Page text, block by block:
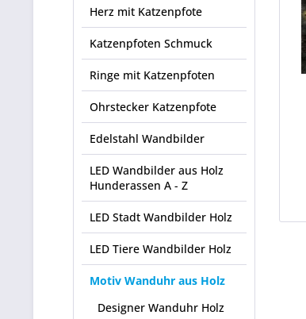
Herz mit Katzenpfote
Katzenpfoten Schmuck
Ringe mit Katzenpfoten
Ohrstecker Katzenpfote
Edelstahl Wandbilder
LED Wandbilder aus Holz
Hunderassen A - Z
LED Stadt Wandbilder Holz
LED Tiere Wandbilder Holz
Motiv Wanduhr aus Holz
Designer Wanduhr Holz